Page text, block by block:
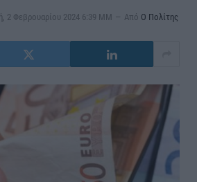
2 Φεβρουαρίου 2024 6:39 ΜΜ Από Ο Πολίτης